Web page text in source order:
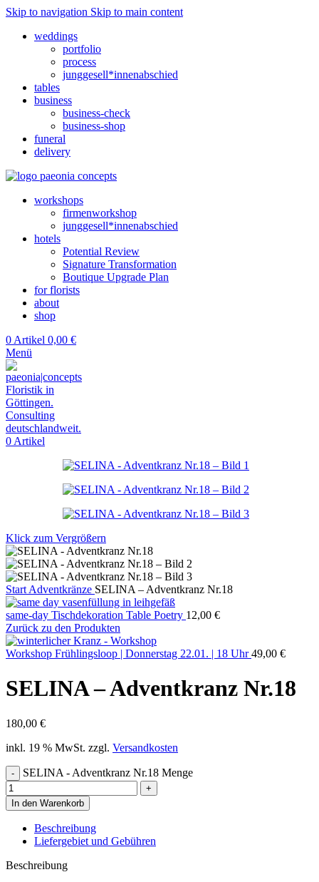
Skip to navigation Skip to main content
weddings
portfolio
process
junggesell*innenabschied
tables
business
business-check
business-shop
funeral
delivery
workshops
firmenworkshop
junggesell*innenabschied
hotels
Potential Review
Signature Transformation
Boutique Upgrade Plan
for florists
about
shop
0 Artikel 0,00 €
Menü
0 Artikel
Klick zum Vergrößern
Start Adventkränze SELINA – Adventkranz Nr.18
same-day Tischdekoration Table Poetry 12,00 €
Zurück zu den Produkten
Workshop Frühlingsloop | Donnerstag 22.01. | 18 Uhr49,00 €
SELINA – Adventkranz Nr.18
180,00 €
inkl. 19 % MwSt. zzgl. Versandkosten
SELINA - Adventkranz Nr.18 Menge
In den Warenkorb
Beschreibung
Liefergebiet und Gebühren
Beschreibung